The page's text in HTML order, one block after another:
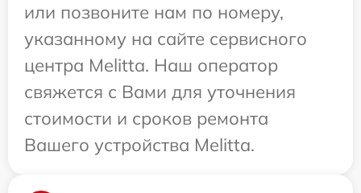
или позвоните нам по номеру,
указанному на сайте сервисного
центра Melitta. Наш оператор
свяжется с Вами для уточнения
стоимости и сроков ремонта
Вашего устройства Melitta.